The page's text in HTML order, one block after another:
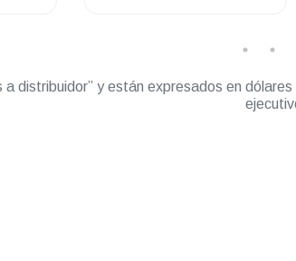
a distribuidor” y están expresados en